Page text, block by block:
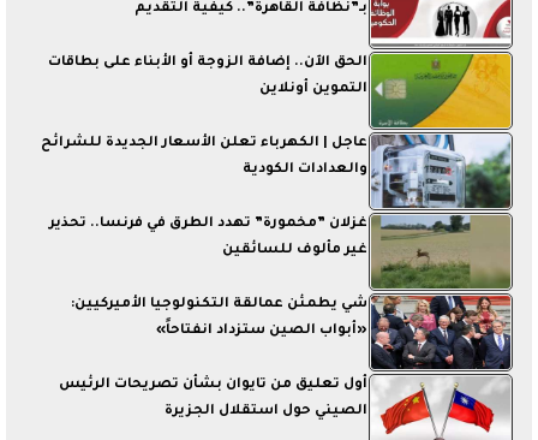
بـ”نظافة القاهرة”.. كيفية التقديم
الحق الآن.. إضافة الزوجة أو الأبناء على بطاقات
التموين أونلاين
عاجل | الكهرباء تعلن الأسعار الجديدة للشرائح
والعدادات الكودية
غزلان ”مخمورة” تهدد الطرق في فرنسا.. تحذير
غير مألوف للسائقين
شي يطمئن عمالقة التكنولوجيا الأميركيين:
«أبواب الصين ستزداد انفتاحاً»
أول تعليق من تايوان بشأن تصريحات الرئيس
الصيني حول استقلال الجزيرة